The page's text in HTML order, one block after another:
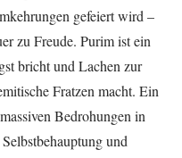
gefeiert wird –
zu Freude. Purim ist ein
bricht und Lachen zur
Fratzen macht. Ein
Bedrohungen in
und